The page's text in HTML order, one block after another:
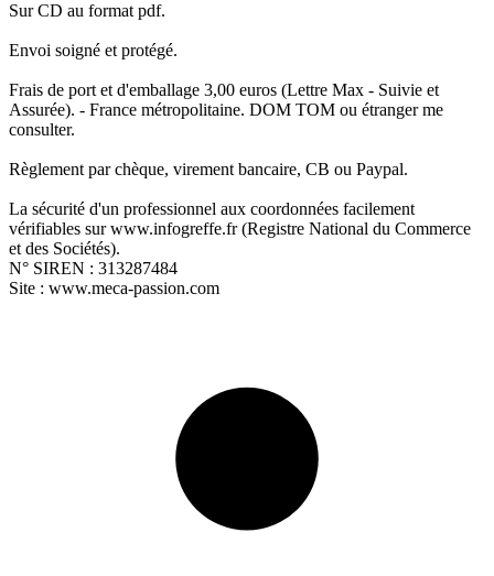
Sur CD au format pdf.
Envoi soigné et protégé.
Frais de port et d'emballage 3,00 euros (Lettre Max - Suivie et
Assurée). - France métropolitaine. DOM TOM ou étranger me
consulter.
Règlement par chèque, virement bancaire, CB ou Paypal.
La sécurité d'un professionnel aux coordonnées facilement
vérifiables sur www.infogreffe.fr (Registre National du Commerce
et des Sociétés).
N° SIREN : 313287484
Site : www.meca-passion.com